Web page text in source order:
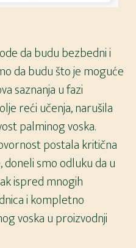
da budu bezbedni i
da budu što je moguće
saznanja u fazi
reći učenja, narušila
palminog voska.
postala kritična
smo odluku da u
ispred mnogih
i kompletno
voska u proizvodnji